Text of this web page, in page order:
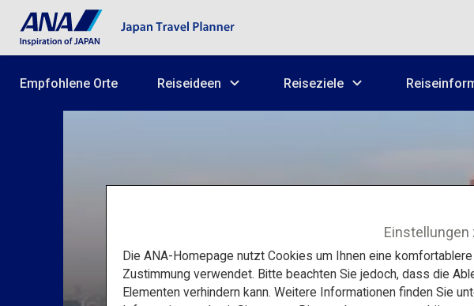
Empfohlene Orte Reiseideen Reiseziele
Einstellungen
Die ANA-Homepage nutzt Cookies um Ihnen eine
Zustimmung verwendet. Bitte beachten Sie jedoch, dass die
Elementen verhindern kann. Weitere Informationen finden Sie